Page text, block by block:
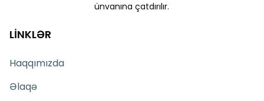
ünvanına çatdırılır.
LİNKLƏR
Haqqımızda
Əlaqə